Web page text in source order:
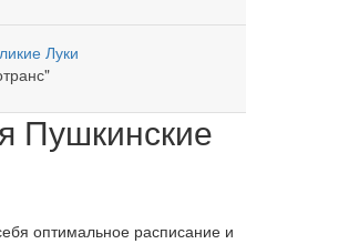
Луки
Пушкинские
оптимальное расписание и